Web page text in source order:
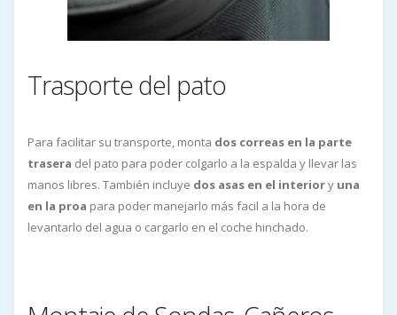
Trasporte del pato
Para facilitar su transporte, monta dos correas en la parte
trasera del pato para poder colgarlo a la espalda y llevar las
manos libres. También incluye dos asas en el interiory una
en la proa para poder manejarlo más facil a la hora de
levantarlo del agua o cargarlo en el coche hinchado.